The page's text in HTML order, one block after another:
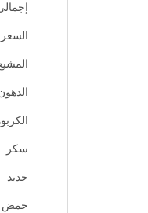
سكر
حديد
حمض